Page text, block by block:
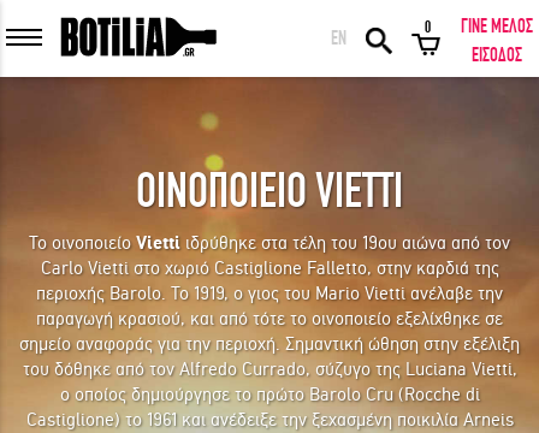
ΕΙΣΟΔΟΣ ΜΕΛΩΝ
ΕΙΣΟΔΟΣ Ξέχασα τον κωδικό μου!
ΕΙΣΟΔΟΣ ΜΕ FACEBOOK
EN
0
ΓΙΝΕ ΜΕΛΟΣ
ΕΙΣΟΔΟΣ
ΟΙΝΟΠΟΙΕΙΟ VIETTI
Το οινοποιείοVietti ιδρύθηκε στα τέλη του 19ου αιώνα από τον
Carlo Vietti στο χωριό Castiglione Falletto, στην καρδιά της
περιοχής Barolo. Το 1919, ο γιος του Mario Vietti ανέλαβε την
παραγωγή κρασιού, και από τότε το οινοποιείο εξελίχθηκε σε
σημείο αναφοράς για την περιοχή. Σημαντική ώθηση στην εξέλιξη
του δόθηκε από τον Alfredo Currado, σύζυγο της Luciana Vietti,
ο οποίος δημιούργησε το πρώτο Barolo Cru (Rocche di
Castiglione) το 1961 και ανέδειξε την ξεχασμένη ποικιλία Arneis